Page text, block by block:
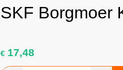
SKF Borgmoer
€17,48